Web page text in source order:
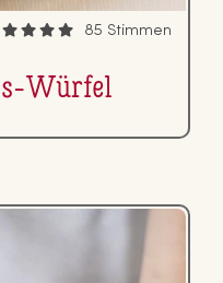
85 Stimmen
Würfel